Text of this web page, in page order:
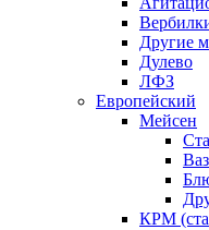
Другие
Дулево
ЛФЗ
Европейский
Мейсен
КРМ